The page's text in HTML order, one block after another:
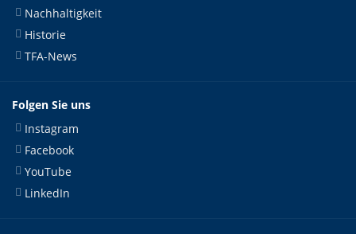
Nachhaltigkeit
Historie
TFA-News
Folgen Sie uns
Instagram
Facebook
YouTube
LinkedIn